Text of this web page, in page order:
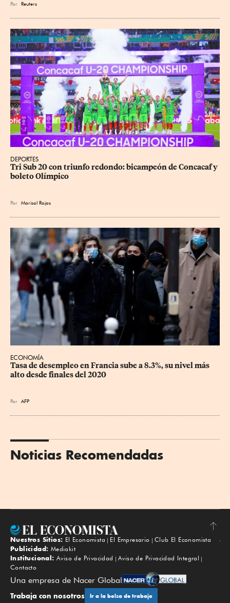
Por Reuters
DEPORTES
Tri Sub 20 con triunfo redondo: bicampeón de Concacaf y
boleto Olímpico
Por Marisol Rojas
ECONOMÍA
Tasa de desempleo en Francia sube a 8.3%, su nivel más
alto desde finales del 2020
Por AFP
Noticias Recomendadas
Subir
Nuestros Sitios: El Economista El Empresario
Club El Economista
Publicidad: Mediakit
Institucional: Aviso de Privacidad
Aviso de Privacidad Integral
Contacto
Una empresa de Nacer Global
Trabaja con nosotros Ir a la bolsa de trabajo